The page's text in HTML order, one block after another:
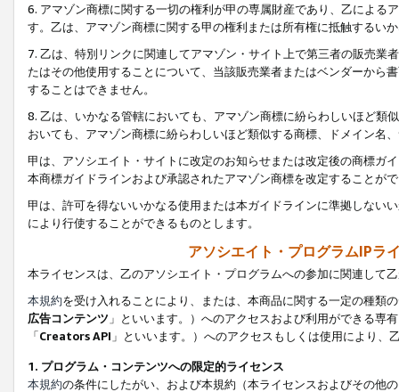
6. アマゾン商標に関する一切の権利が甲の専属財産であり、乙による
す。乙は、アマゾン商標に関する甲の権利または所有権に抵触するい
7. 乙は、特別リンクに関連してアマゾン・サイト上で第三者の販売
たはその他使用することについて、当該販売業者またはベンダーから
することはできません。
8. 乙は、いかなる管轄においても、アマゾン商標に紛らわしいほど類
おいても、アマゾン商標に紛らわしいほど類似する商標、ドメイン名
甲は、アソシエイト・サイトに改定のお知らせまたは改定後の商標ガ
本商標ガイドラインおよび承認されたアマゾン商標を改定することが
甲は、許可を得ないいかなる使用または本ガイドラインに準拠しない
により行使することができるものとします。
アソシエイト・プログラムIPラ
本ライセンスは、乙のアソシエイト・プログラムへの参加に関連して
本規約を受け入れることにより、または、本商品に関する一定の種類
広告コンテンツ 」といいます。）へのアクセスおよび利用ができる専
「Creators API 」といいます。）へのアクセスもしくは使用により
1. プログラム・コンテンツへの限定的ライセンス
本規約の条件にしたがい、および本規約（本ライセンスおよびその他